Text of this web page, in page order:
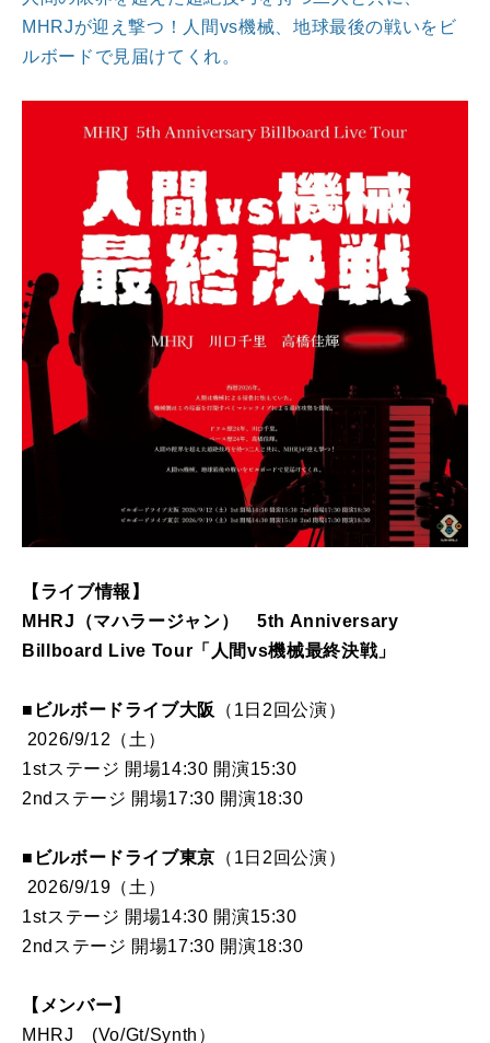
MHRJが迎え撃つ！人間vs機械、地球最後の戦いをビ
ルボードで見届けてくれ。
【ライブ情報】
MHRJ（マハラージャン） 5th Anniversary
Billboard Live Tour「人間vs機械最終決戦」
■ビルボードライブ大阪
（1日2回公演）
2026/9/12（土）
1stステージ 開場14:30 開演15:30
2ndステージ 開場17:30 開演18:30
■ビルボードライブ東京 （1日2回公演）
2026/9/19（土）
1stステージ 開場14:30 開演15:30
2ndステージ 開場17:30 開演18:30
【メンバー】
MHRJ (Vo/Gt/Synth）